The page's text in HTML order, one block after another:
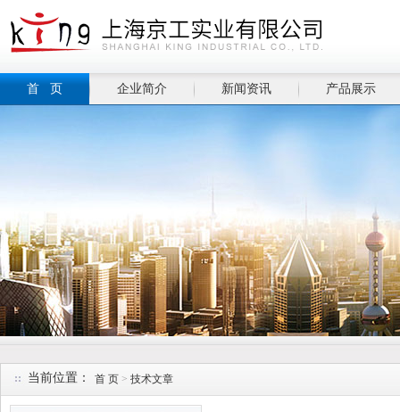
首 页 企业简介 新闻资讯 产品展示
当前位置： 首 页 > 技术文章